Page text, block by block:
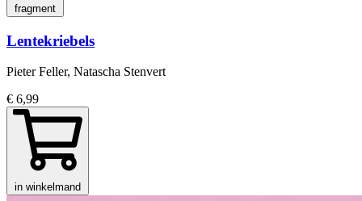
fragment
Lentekriebels
Pieter Feller, Natascha Stenvert
€ 6,99
in winkelmand